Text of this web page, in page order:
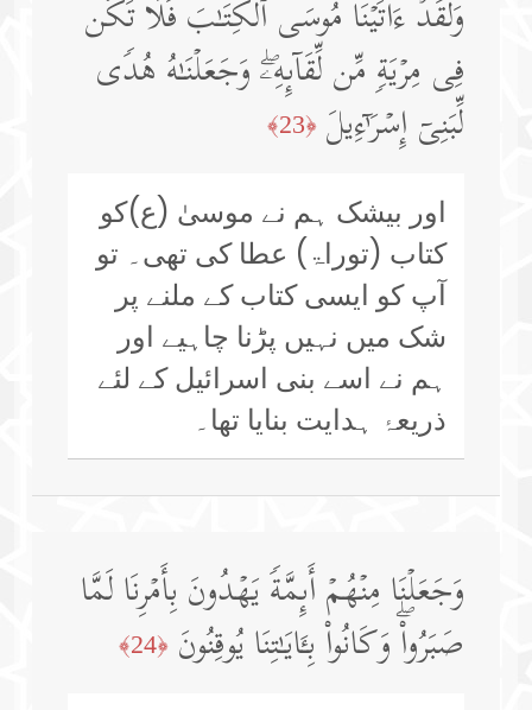
وَلَقَدۡ ءَاتَیۡنَا مُوسَى ٱلۡكِتَـٰبَ فَلَا تَكُن
فِی مِرۡیَةࣲ مِّن لِّقَاۤىِٕهِۦۖ وَجَعَلۡنَـٰهُ هُدࣰى
لِّبَنِیۤ إِسۡرَ ٰ⁠ۤءِیلَ ﴿23﴾
اور بیشک ہم نے موسیٰ (ع)کو
کتاب (توراۃ) عطا کی تھی۔ تو
آپ کو ایسی کتاب کے ملنے پر
شک میں نہیں پڑنا چاہیے اور
ہم نے اسے بنی اسرائیل کے لئے
ذریعۂ ہدایت بنایا تھا۔
وَجَعَلۡنَا مِنۡهُمۡ أَىِٕمَّةࣰ یَهۡدُونَ بِأَمۡرِنَا لَمَّا
صَبَرُوا۟ۖ وَكَانُوا۟ بِـَٔایَـٰتِنَا یُوقِنُونَ ﴿24﴾